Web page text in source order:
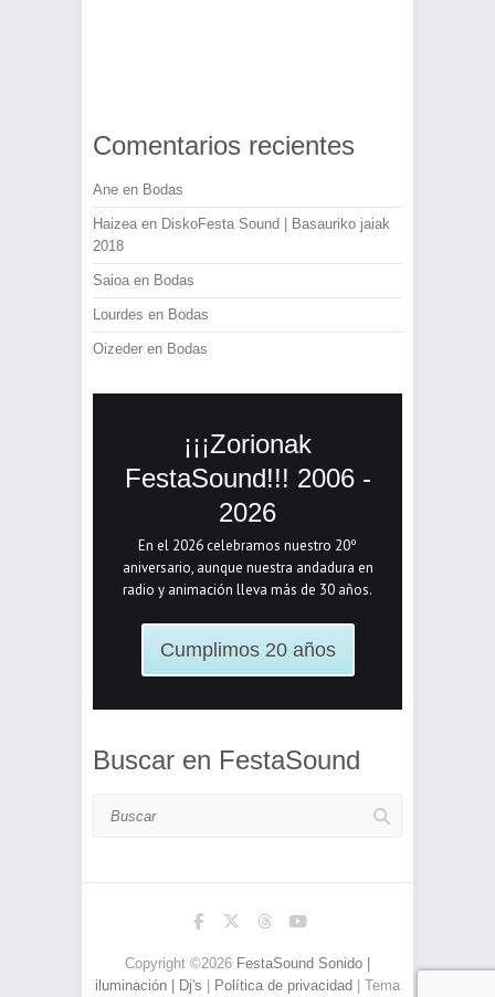
Comentarios recientes
Ane en Bodas
Haizea en DiskoFesta Sound | Basauriko jaiak
2018
Saioa en Bodas
Lourdes en Bodas
Oizeder en Bodas
¡¡¡Zorionak
FestaSound!!! 2006 -
2026
En el 2026 celebramos nuestro 20º
aniversario, aunque nuestra andadura en
radio y animación lleva más de 30 años.
Cumplimos 20 años
Buscar en FestaSound
Copyright ©2026 FestaSound Sonido |
iluminación | Dj's
Política de privacidad | Tema